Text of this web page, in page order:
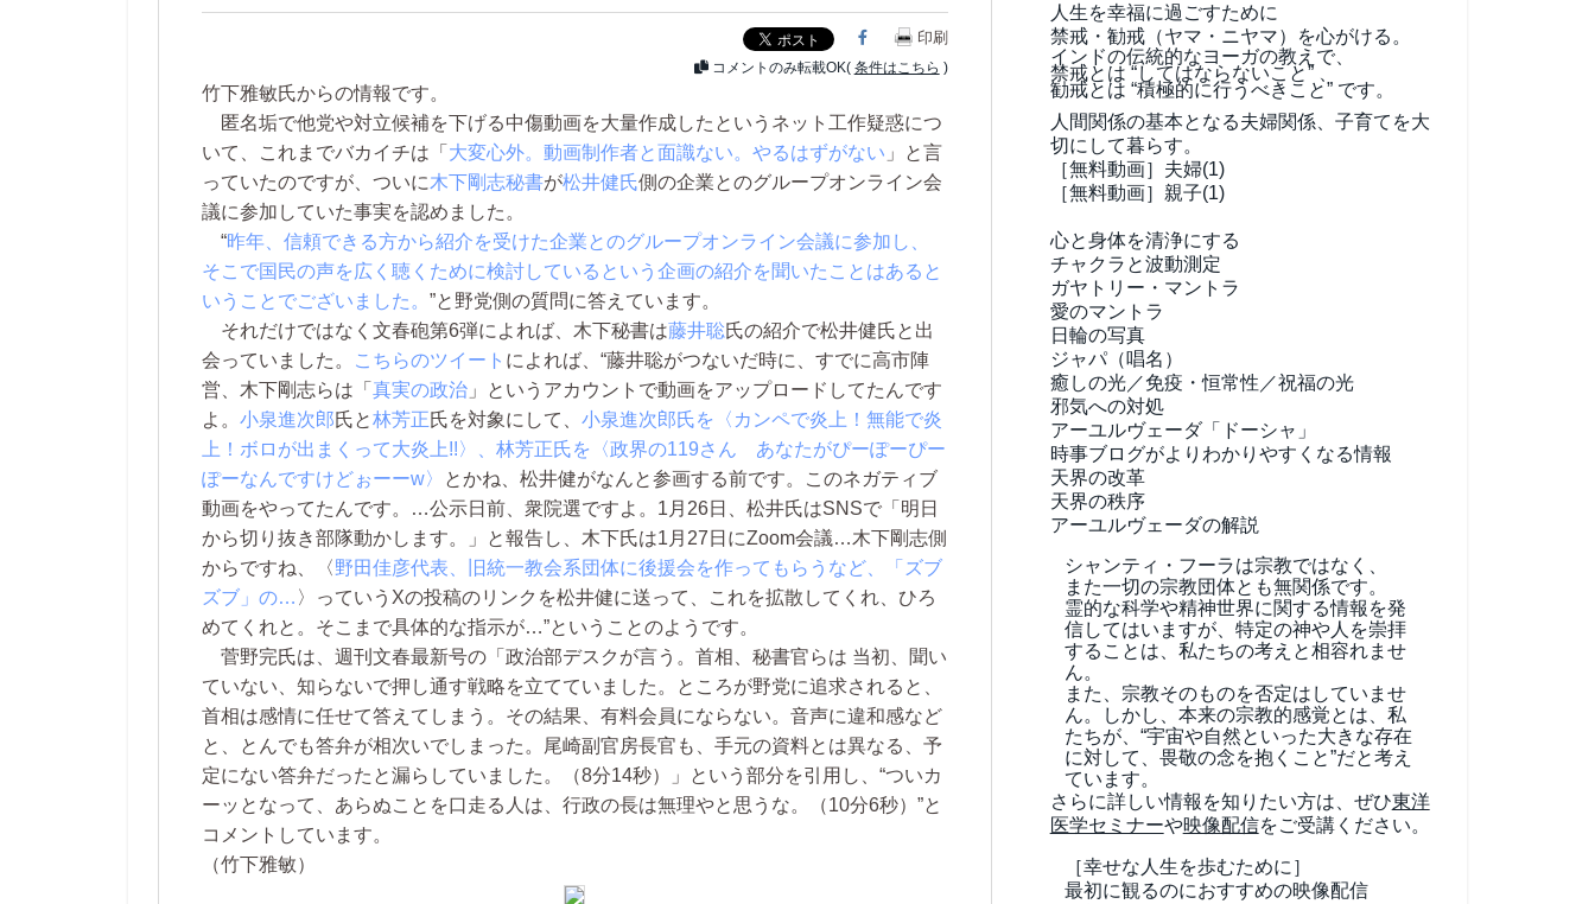
Facebook
印刷
コメントのみ転載OK( 条件はこちら )
竹下雅敏氏からの情報です。
匿名垢で他党や対立候補を下げる中傷動画を大量作成したというネット工作疑惑につ
いて、これまでバカイチは「 大変心外。動画制作者と面識ない。やるはずがない 」と言
っていたのですが、ついに木下剛志秘書が松井健氏側の企業とのグループオンライン会
議に参加していた事実を認めました。
“昨年、信頼できる方から紹介を受けた企業とのグループオンライン会議に参加し、
そこで国民の声を広く聴くために検討しているという企画の紹介を聞いたことはあると
いうことでございました。 ”と野党側の質問に答えています。
それだけではなく文春砲第6弾によれば、木下秘書は藤井聡氏の紹介で松井健氏と出
会っていました。
こちらのツイート によれば、“藤井聡がつないだ時に、すでに高市陣
営、木下剛志らは「 真実の政治 」というアカウントで動画をアップロードしてたんです
よ。 小泉進次郎氏と林芳正氏を対象にして、 小泉進次郎氏を〈カンペで炎上！無能で炎
上！ボロが出まくって大炎上!!〉、林芳正氏を〈政界の119さん あなたがぴーぽーぴー
ぽーなんですけどぉーーw〉
とかね、松井健がなんと参画する前です。このネガティブ
動画をやってたんです。…公示日前、衆院選ですよ。1月26日、松井氏はSNSで「明日
から切り抜き部隊動かします。」と報告し、木下氏は1月27日にZoom会議…木下剛志側
からですね、〈野田佳彦代表、旧統一教会系団体に後援会を作ってもらうなど、「ズブ
ズブ」の… 〉っていうXの投稿のリンクを松井健に送って、これを拡散してくれ、ひろ
めてくれと。そこまで具体的な指示が…”ということのようです。
菅野完氏は、週刊文春最新号の「政治部デスクが言う。首相、秘書官らは 当初、聞い
ていない、知らないで押し通す戦略を立てていました。ところが野党に追求されると、
首相は感情に任せて答えてしまう。その結果、有料会員にならない。音声に違和感など
と、とんでも答弁が相次いでしまった。尾崎副官房長官も、手元の資料とは異なる、予
定にない答弁だったと漏らしていました。（8分14秒）」という部分を引用し、“ついカ
ーッとなって、あらぬことを口走る人は、行政の長は無理やと思うな。（10分6秒）”と
コメントしています。
（竹下雅敏）
人生を幸福に過ごすために
禁戒・勧戒（ヤマ・ニヤマ）を心がける。
インドの伝統的なヨーガの教えで、
禁戒とは “してはならないこと” 、
勧戒とは “積極的に行うべきこと” です。
人間関係の基本となる夫婦関係、子育てを大
切にして暮らす。
［無料動画］夫婦(1)
［無料動画］親子(1)
心と身体を清浄にする
チャクラと波動測定
ガヤトリー・マントラ
愛のマントラ
日輪の写真
ジャパ（唱名）
癒しの光／免疫・恒常性／祝福の光
邪気への対処
アーユルヴェーダ「ドーシャ」
時事ブログがよりわかりやすくなる情報
天界の改革
天界の秩序
アーユルヴェーダの解説
シャンティ・フーラは宗教ではなく、
また一切の宗教団体とも無関係です。
霊的な科学や精神世界に関する情報を発
信してはいますが、特定の神や人を崇拝
することは、私たちの考えと相容れませ
ん。
また、宗教そのものを否定はしていませ
ん。しかし、本来の宗教的感覚とは、私
たちが、“宇宙や自然といった大きな存在
に対して、畏敬の念を抱くこと”だと考え
ています。
さらに詳しい情報を知りたい方は、ぜひ東洋
医学セミナーや映像配信をご受講ください。
［幸せな人生を歩むために］
最初に観るのにおすすめの映像配信